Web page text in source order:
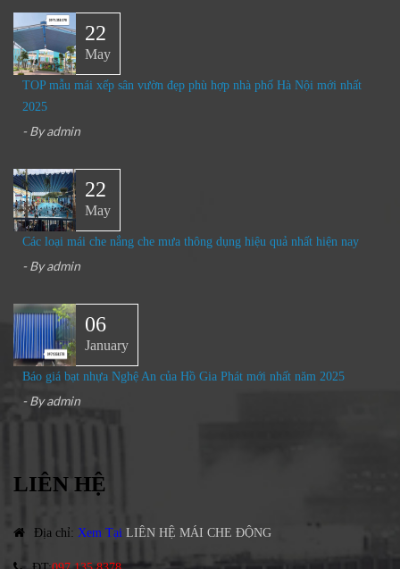
22
May
TOP mẫu mái xếp sân vườn đẹp phù hợp nhà phố Hà Nội mới nhất
2025
- Byadmin
22
May
Các loại mái che nắng che mưa thông dụng hiệu quả nhất hiện nay
- Byadmin
06
January
Báo giá bạt nhựa Nghệ An của Hồ Gia Phát mới nhất năm 2025
- Byadmin
LIÊN HỆ
Địa chỉ: Xem Tại LIÊN HỆ MÁI CHE ĐỘNG